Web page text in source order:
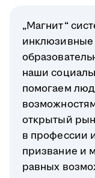
„Магнит“
инклюзивные
наши
помогаем
открытый
в профессии
призвание и
равных